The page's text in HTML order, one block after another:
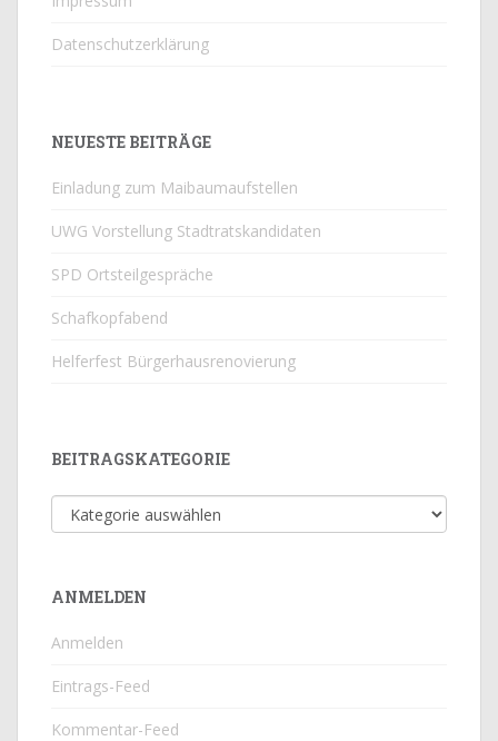
Datenschutzerklärung
NEUESTE BEITRÄGE
Einladung zum Maibaumaufstellen
UWG Vorstellung Stadtratskandidaten
SPD Ortsteilgespräche
Schafkopfabend
Helferfest Bürgerhausrenovierung
BEITRAGSKATEGORIE
Beitragskategorie
ANMELDEN
Anmelden
Eintrags-Feed
Kommentar-Feed